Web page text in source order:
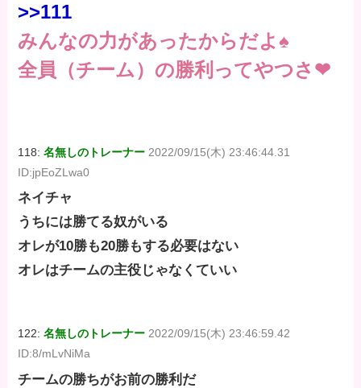
>>111
みんなの力があったからだよ♠
全員（チーム）の勝利ってやつさ❤
118:名無しのトレーナー 2022/09/15(木) 23:46:44.31
ID:jpEoZLwa0
ネイチャ
うちには勝てる奴がいる
オレが10勝も20勝もする必要はない
オレはチームの主役じゃなくていい
122:名無しのトレーナー 2022/09/15(木) 23:46:59.42
ID:8/mLvNiMa
チームの勝ちがお前の勝利だ